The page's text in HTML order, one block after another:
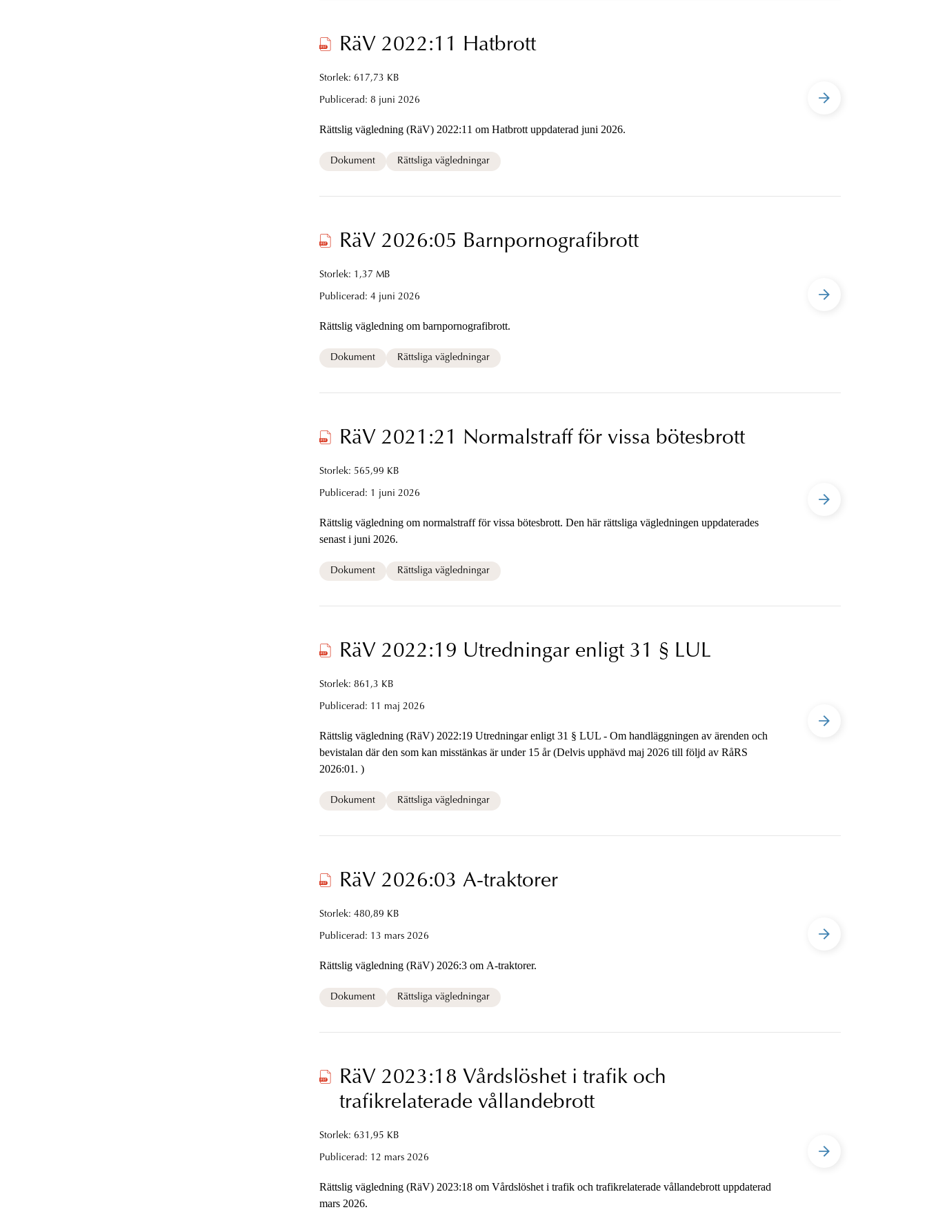
RäV 2022:11 Hatbrott
Storlek: 617,73 KB
Publicerad: 8 juni 2026
Rättslig vägledning (RäV) 2022:11 om Hatbrott uppdaterad juni 2026.
Dokument Rättsliga vägledningar
RäV 2026:05 Barnpornografibrott
Storlek: 1,37 MB
Publicerad: 4 juni 2026
Rättslig vägledning om barnpornografibrott.
Dokument Rättsliga vägledningar
RäV 2021:21 Normalstraff för vissa bötesbrott
Storlek: 565,99 KB
Publicerad: 1 juni 2026
Rättslig vägledning om normalstraff för vissa bötesbrott. Den här rättsliga vägledningen uppdaterades
senast i juni 2026.
Dokument Rättsliga vägledningar
RäV 2022:19 Utredningar enligt 31 § LUL
Storlek: 861,3 KB
Publicerad: 11 maj 2026
Rättslig vägledning (RäV) 2022:19 Utredningar enligt 31 § LUL - Om handläggningen av ärenden och
bevistalan där den som kan misstänkas är under 15 år (Delvis upphävd maj 2026 till följd av RåRS
2026:01. )
Dokument Rättsliga vägledningar
RäV 2026:03 A-traktorer
Storlek: 480,89 KB
Publicerad: 13 mars 2026
Rättslig vägledning (RäV) 2026:3 om A-traktorer.
Dokument Rättsliga vägledningar
RäV 2023:18 Vårdslöshet i trafik och
trafikrelaterade vållandebrott
Storlek: 631,95 KB
Publicerad: 12 mars 2026
Rättslig vägledning (RäV) 2023:18 om Vårdslöshet i trafik och trafikrelaterade vållandebrott uppdaterad
mars 2026.